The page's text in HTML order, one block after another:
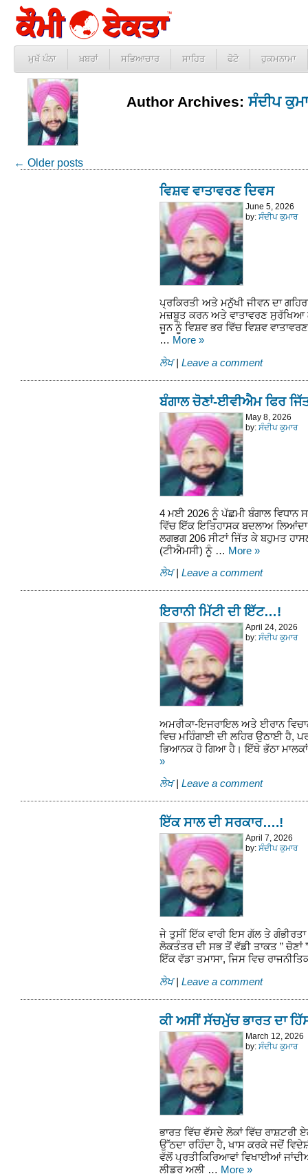
ਮੁਖੱ ਪੰਨਾ ਖ਼ਬਰਾਂ ਸਭਿਆਚਾਰ ਸਾਹਿਤ ਫੋਟੋ ਹੁਕਮਨਾਮਾ
Author Archives:ਸੰਦੀਪ
← Older posts
ਵਿਸ਼ਵ ਵਾਤਾਵਰਣ ਦਿਵਸ
June 5, 2026
by: ਸੰਦੀਪ ਕੁਮਾਰ
ਪ੍ਰਕਿਰਤੀ ਅਤੇ ਮਨੁੱਖੀ ਜੀਵਨ ਦਾ
ਮਜ਼ਬੂਤ ਕਰਨ ਅਤੇ ਵਾਤਾਵਰਣ ਸੁਰੱਖਿਆ
ਜੂਨ ਨੂੰ ਵਿਸ਼ਵ ਭਰ ਵਿੱਚ ਵਿਸ਼ਵ
… More »
ਲੇਖ | Leave a comment
ਬੰਗਾਲ ਚੋਣਾਂ-ਈਵੀਐਮ ਫਿਰ
May 8, 2026
by: ਸੰਦੀਪ ਕੁਮਾਰ
4 ਮਈ 2026 ਨੂੰ ਪੱਛਮੀ ਬੰਗਾਲ ਵਿਧਾਨ
ਵਿੱਚ ਇੱਕ ਇਤਿਹਾਸਕ ਬਦਲਾਅ ਲਿਆਂਦਾ
ਲਗਭਗ 206 ਸੀਟਾਂ ਜਿੱਤ ਕੇ ਬਹੁਮਤ
(ਟੀਐਮਸੀ) ਨੂੰ … More »
ਲੇਖ | Leave a comment
ਇਰਾਨੀ ਮਿੱਟੀ ਦੀ ਇੱਟ…!
April 24, 2026
by: ਸੰਦੀਪ ਕੁਮਾਰ
ਅਮਰੀਕਾ-ਇਜਰਾਇਲ ਅਤੇ ਈਰਾਨ
ਵਿਚ ਮਹਿੰਗਾਈ ਦੀ ਲਹਿਰ ਉਠਾਈ ਹੈ,
ਭਿਆਨਕ ਹੋ ਗਿਆ ਹੈ। ਇੱਥੇ ਭੱਠਾ
»
ਲੇਖ | Leave a comment
ਇੱਕ ਸਾਲ ਦੀ ਸਰਕਾਰ….!
April 7, 2026
by: ਸੰਦੀਪ ਕੁਮਾਰ
ਜੇ ਤੁਸੀਂ ਇੱਕ ਵਾਰੀ ਇਸ ਗੱਲ ਤੇ ਗੰਭੀਰਤਾ
ਲੋਕਤੰਤਰ ਦੀ ਸਭ ਤੋਂ ਵੱਡੀ ਤਾਕਤ ”
ਇੱਕ ਵੱਡਾ ਤਮਾਸਾ, ਜਿਸ ਵਿਚ
ਲੇਖ | Leave a comment
ਕੀ ਅਸੀਂ ਸੱਚਮੁੱਚ ਭਾਰਤ ਦਾ
March 12, 2026
by: ਸੰਦੀਪ ਕੁਮਾਰ
ਭਾਰਤ ਵਿੱਚ ਵੱਸਦੇ ਲੋਕਾਂ ਵਿੱਚ ਰਾਸ਼ਟਰੀ
ਉੱਠਦਾ ਰਹਿੰਦਾ ਹੈ, ਖਾਸ ਕਰਕੇ ਜਦੋਂ
ਵੱਲੋਂ ਪ੍ਰਤੀਕਿਰਿਆਵਾਂ ਵਿਖਾਈਆਂ
ਲੀਡਰ ਅਲੀ … More »